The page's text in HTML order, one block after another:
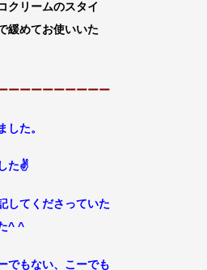
クリームのスタイ
緩めてお使いいた
ーーーーーーーーー
した。
た✌️
してくださっていた
^ ^
でもない、こーでも